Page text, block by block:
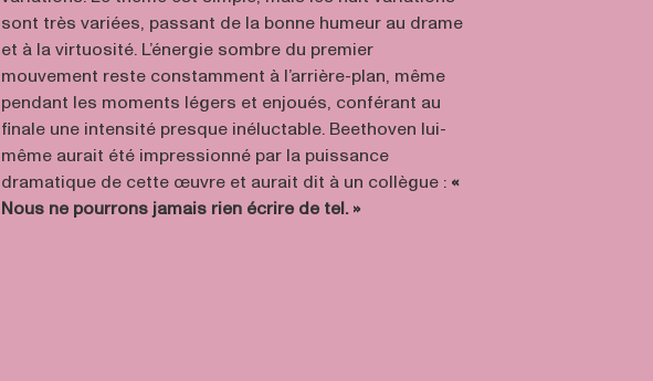
sont très variées, passant de la bonne humeur au drame
et à la virtuosité. L’énergie sombre du premier
mouvement reste constamment à l’arrière-plan, même
pendant les moments légers et enjoués, conférant au
finale une intensité presque inéluctable. Beethoven lui-
même aurait été impressionné par la puissance
dramatique de cette œuvre et aurait dit à un collègue : «
Nous ne pourrons jamais rien écrire de tel. »